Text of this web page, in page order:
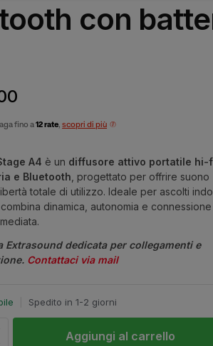
con
fino a12 rate,scopri di più
A4 è un diffusore attivo portatile hi-
e Bluetooth , progettato per offrire suono
totale di utilizzo. Ideale per ascolti
dinamica, autonomia e connessione
Extrasound dedicata per collegamenti e
Contattaci via mail
Spedito in 1-2 giorni
Aggiungi al carrello